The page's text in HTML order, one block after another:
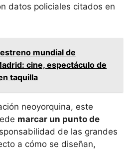
datos policiales citados en
mundial de
cine, espectáculo de
taquilla
neoyorquina, este
marcar un punto de
de las grandes
a cómo se diseñan,